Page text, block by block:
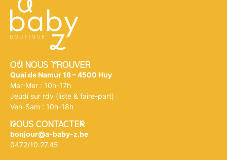
Où NOUS tROUVER
Quai de Namur 16 – 4500 Huy
Mar-Mer : 10h-17h
Jeudi sur rdv (liste & faire-part)
Ven-Sam : 10h-18h
nOUS CONTACTEr
bonjour@a-baby-z.be
0472/10.27.45